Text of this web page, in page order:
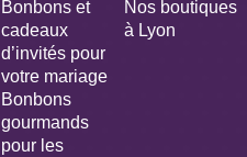
Bonbons et
cadeaux
d’invités pour
votre mariage​
Bonbons
gourmands
pour les
Nos boutiques
à Lyon